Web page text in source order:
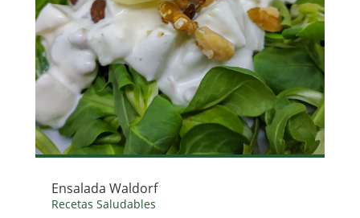
Ensalada Waldorf
Recetas Saludables